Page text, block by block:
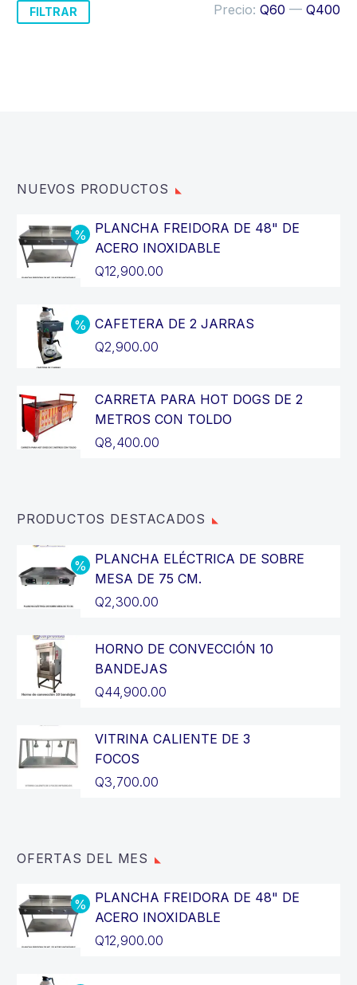
Precio
mínimo
Precio
máximo
FILTRAR Precio: Q60 — Q400
NUEVOS PRODUCTOS
PLANCHA FREIDORA DE 48" DE
ACERO INOXIDABLE
El
original
era:
Q12,900.00
precio
actual
CAFETERA DE 2 JARRAS
El
original
era:
Q3,200.00.
Q2,900.00
precio
actual
es:
CARRETA PARA HOT DOGS DE 2
METROS CON TOLDO
Q8,400.00
PRODUCTOS DESTACADOS
PLANCHA ELÉCTRICA DE SOBRE
MESA DE 75 CM.
El
original
era:
Q2,700.00.
Q2,300.00
precio
actual
es:
HORNO DE CONVECCIÓN 10
BANDEJAS
Q44,900.00
VITRINA CALIENTE DE 3
FOCOS
Q3,700.00
OFERTAS DEL MES
PLANCHA FREIDORA DE 48" DE
ACERO INOXIDABLE
El
Q12,900.00